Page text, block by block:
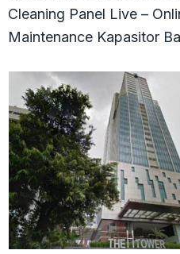
Cleaning Panel Live –
Maintenance Kapasitor